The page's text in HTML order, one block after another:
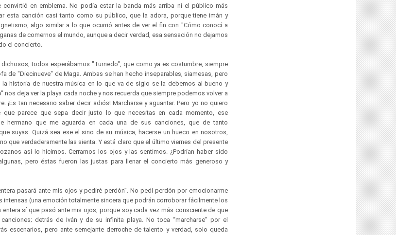
en emblema. No podía estar la banda más arriba ni el público más
esta canción casi tanto como su público, que la adora, porque tiene imán y
algo similar a lo que ocurrió antes de ver el fin con "Cómo conocí a
de comernos el mundo, aunque a decir verdad, esa sensación no dejamos
el concierto.
todos esperábamos "Turnedo", que como ya es costumbre, siempre
de "Diecinueve" de Maga. Ambas se han hecho inseparables, siamesas, pero
historia de nuestra música en lo que va de siglo se la debemos al bueno y
nos deja ver la playa cada noche y nos recuerda que siempre podemos volver a
¡Es tan necesario saber decir adiós! Marcharse y aguantar. Pero yo no quiero
que parece que sepa decir justo lo que necesitas en cada momento, ese
hermano que me aguarda en cada una de sus canciones, que de tanto
suyas. Quizá sea ese el sino de su música, hacerse un hueco en nosotros,
que verdaderamente las sienta. Y está claro que el último viernes del presente
así lo hicimos. Cerramos los ojos y las sentimos. ¿Podrían haber sido
pero éstas fueron las justas para llenar el concierto más generoso y
pasará ante mis ojos y pediré perdón”. No pedí perdón por emocionarme
intensas (una emoción totalmente sincera que podrán corroborar fácilmente los
sí que pasó ante mis ojos, porque soy cada vez más consciente de que
detrás de Iván y de su infinita playa. No toca “marcharse” por el
escenarios, pero ante semejante derroche de talento y verdad, solo queda